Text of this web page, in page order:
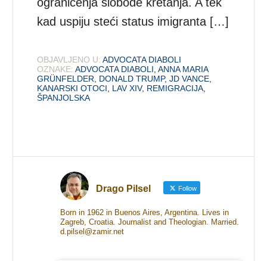
kad uspiju steći status imigranta […]
OBJAVLJENO U: ADVOCATA DIABOLI
OZNAKE: ADVOCATA DIABOLI ,ANNA MARIA
GRÜNFELDER
DONALD TRUMP,JD VANCE
KANARSKI OTOCI
LAV XIV, REMIGRACIJA
ŠPANJOLSKA
Drago Pilsel Follow
Born in 1962 in Buenos Aires, Argentina. Lives in
Zagreb, Croatia. Journalist and Theologian. Married.
d.pilsel@zamir.net